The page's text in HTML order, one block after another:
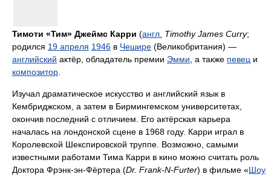
Тимоти «Тим» Джеймс Карри (англ. Timothy James Curry;
родился 19 апреля 1946 в Чешире (Великобритания) —
английский актёр, обладатель премии Эмми , а также певец и
композитор
Изучал драматическое искусство и английский язык в
Кембриджском, а затем в Бирмингемском университетах,
окончив последний с отличием. Его актёрская карьера
началась на лондонской сцене в 1968 году. Карри играл в
Королевской Шекспировской труппе. Возможно, самыми
известными работами Тима Карри в кино можно считать роль
Доктора Фрэнк-эн-Фёртера (Dr. Frank-N-Furter) в фильме «Шоу